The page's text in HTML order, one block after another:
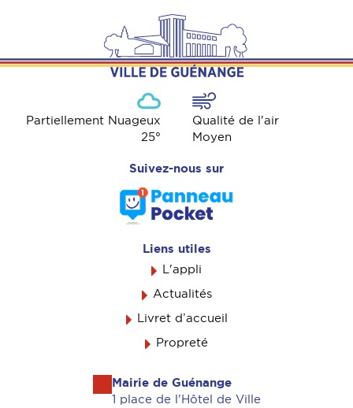
Partiellement Nuageux
25°
Qualité de l'air
Moyen
Suivez-nous sur
Liens utiles
L'appli
Actualités
Livret d’accueil
Propreté
Mairie de Guénange
1 place de l'Hôtel de Ville